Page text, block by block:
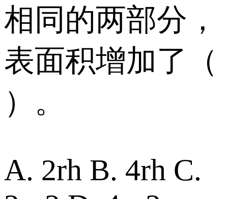
相同的两部分，
表面积增加了（
）。
A. 2rh B. 4rh C.